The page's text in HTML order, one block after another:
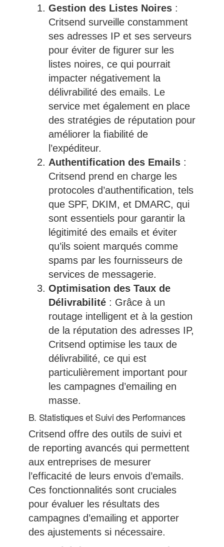
Gestion des Listes Noires:
Critsend surveille constamment
ses adresses IP et ses serveurs
pour éviter de figurer sur les
listes noires, ce qui pourrait
impacter négativement la
délivrabilité des emails. Le
service met également en place
des stratégies de réputation pour
améliorer la fiabilité de
l’expéditeur.
Authentification des Emails:
Critsend prend en charge les
protocoles d’authentification, tels
que SPF, DKIM, et DMARC, qui
sont essentiels pour garantir la
légitimité des emails et éviter
qu’ils soient marqués comme
spams par les fournisseurs de
services de messagerie.
Optimisation des Taux de
Délivrabilité: Grâce à un
routage intelligent et à la gestion
de la réputation des adresses IP,
Critsend optimise les taux de
délivrabilité, ce qui est
particulièrement important pour
les campagnes d’emailing en
masse.
B. Statistiques et Suivi des Performances
Critsend offre des outils de suivi et
de reporting avancés qui permettent
aux entreprises de mesurer
l’efficacité de leurs envois d’emails.
Ces fonctionnalités sont cruciales
pour évaluer les résultats des
campagnes d’emailing et apporter
des ajustements si nécessaire.